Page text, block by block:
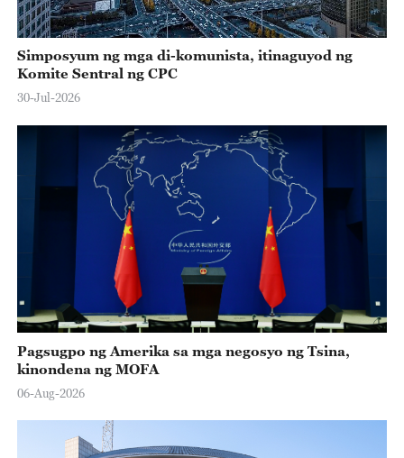
Simposyum ng mga di-komunista, itinaguyod ng
Komite Sentral ng CPC
30-Jul-2026
Pagsugpo ng Amerika sa mga negosyo ng Tsina,
kinondena ng MOFA
06-Aug-2026